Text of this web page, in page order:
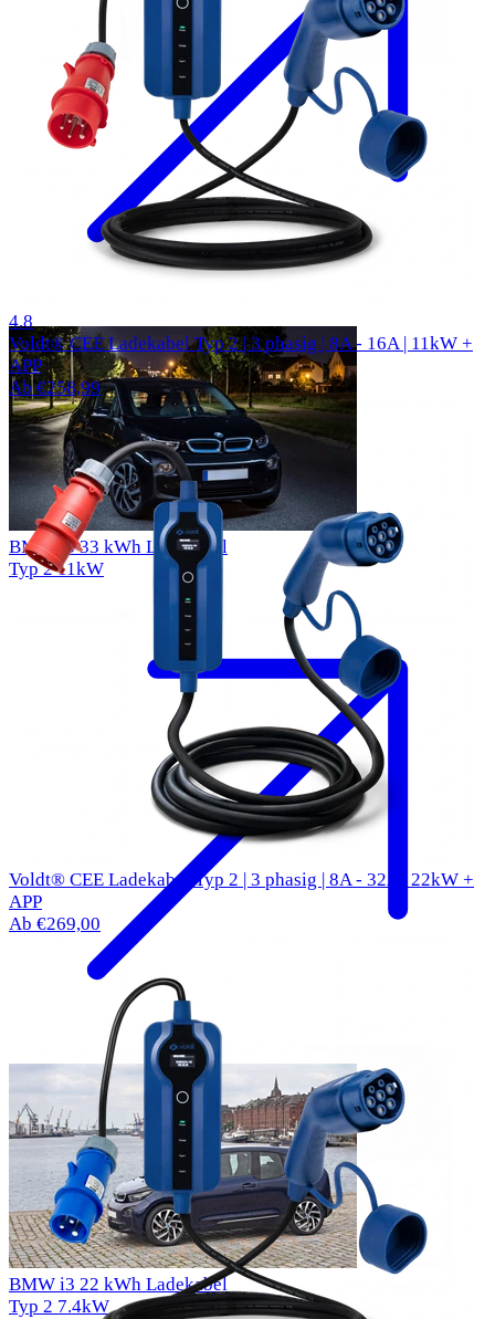
BMW i3 33 kWh Ladekabel
Typ 211kW
BMW i3 22 kWh Ladekabel
Typ 2 7.4kW
4.8
Voldt® CEE Ladekabel Typ 2 | 3 phasig | 8A - 16A | 11kW +
APP
Ab €258,99
Voldt® CEE Ladekabel Typ 2 | 3 phasig | 8A - 32A | 22kW +
APP
Ab €269,00